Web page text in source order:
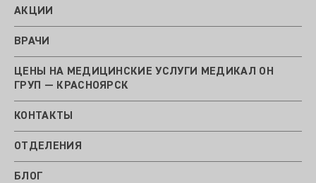
АКЦИИ
ВРАЧИ
ЦЕНЫ НА МЕДИЦИНСКИЕ УСЛУГИ МЕДИКАЛ ОН
ГРУП — КРАСНОЯРСК
КОНТАКТЫ
ОТДЕЛЕНИЯ
БЛОГ